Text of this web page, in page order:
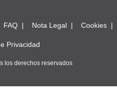
FAQ Nota Legal Cookies
Privacidad
los derechos reservados